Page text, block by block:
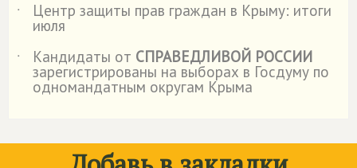
˙
Центр защиты прав граждан в Крыму: итоги
июля
˙
Кандидаты от СПРАВЕДЛИВОЙ РОССИИ
зарегистрированы на выборах в Госдуму по
одномандатным округам Крыма